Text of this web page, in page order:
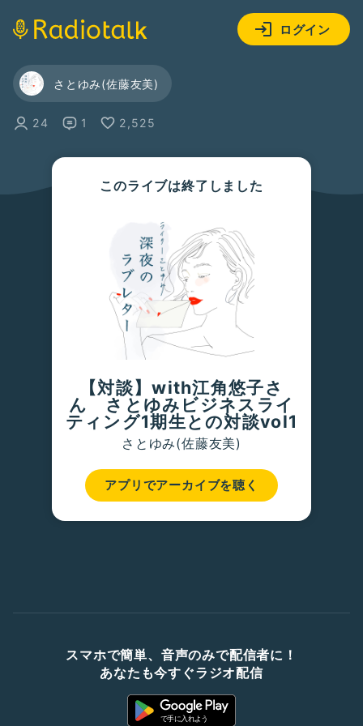
ログイン
さとゆみ(佐藤友美)
24 1 2,525
このライブは終了しました
【対談】with江角悠子さ
ん さとゆみビジネスライ
ティング1期生との対談vol1
さとゆみ(佐藤友美)
アプリでアーカイブを聴く
スマホで簡単、音声のみで配信者に！
あなたも今すぐラジオ配信